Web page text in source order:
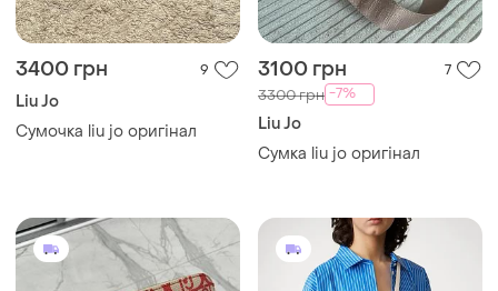
3400 грн 9
Liu Jo
Сумочка liu jo оригінал
3100 грн 7
3300 грн -7%
Liu Jo
Сумка liu jo оригінал